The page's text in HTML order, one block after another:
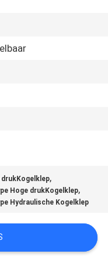
drukKogelklep,
Hoge drukKogelklep,
Hydraulische Kogelklep